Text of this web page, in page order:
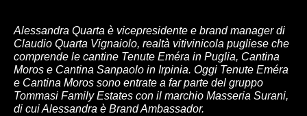
Alessandra Quarta è vicepresidente e brand manager di
Claudio Quarta Vignaiolo, realtà vitivinicola pugliese che
comprende le cantine Tenute Eméra in Puglia, Cantina
Moros e Cantina Sanpaolo in Irpinia. Oggi Tenute Eméra
e Cantina Moros sono entrate a far parte del gruppo
Tommasi Family Estates con il marchio Masseria Surani,
di cui Alessandra è Brand Ambassador.